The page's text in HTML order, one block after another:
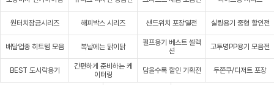
원터치잠금시리즈 해피박스 시리즈 샌드위치 포장열전 실링용기 중형 할인전
배달업종 히트템 모음 복날에는 닭이닭
펄프용기 베스트 셀렉
션
고투명PP용기 모음전
BEST 도시락용기
간편하게 준비하는 케
이터링
담을수록 할인 기획전 두쫀쿠/디저트 포장